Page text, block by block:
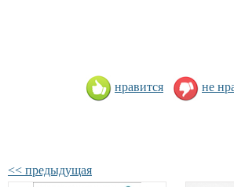
нравится не
<< предыдущая